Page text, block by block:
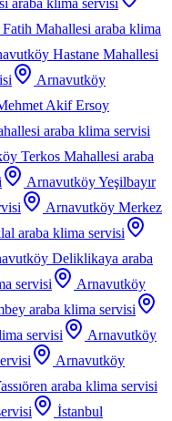
araba klima servisi
Mahallesi araba klima
Hastane Mahallesi
Arnavutköy
Akif Ersoy
araba klima servisi
Terkos Mahallesi araba
Arnavutköy Yeşilbayır
Arnavutköy Merkez
araba klima servisi
Deliklikaya araba
servisi
Arnavutköy
araba klima servisi
servisi
Arnavutköy
Arnavutköy
araba klima servisi
İstanbul